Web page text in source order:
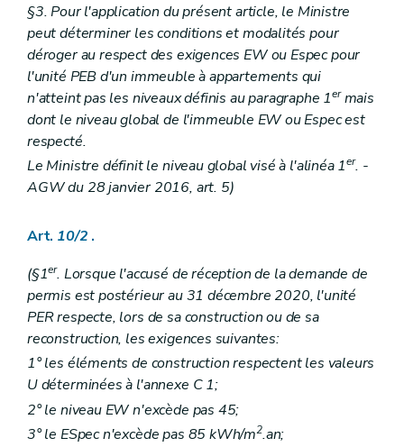
§3. Pour l'application du présent article, le Ministre
peut déterminer les conditions et modalités pour
déroger au respect des exigences EW ou Espec pour
l'unité PEB d'un immeuble à appartements qui
n'atteint pas les niveaux définis au paragraphe 1ermais
dont le niveau global de l'immeuble EW ou Espec est
respecté.
Le Ministre définit le niveau global visé à l'alinéa 1er. -
AGW du 28 janvier 2016, art. 5)
Art. 10/2 .
(§1er. Lorsque l'accusé de réception de la demande de
permis est postérieur au 31 décembre 2020, l'unité
PER respecte, lors de sa construction ou de sa
reconstruction, les exigences suivantes:
1° les éléments de construction respectent les valeurs
U déterminées à l'annexe C 1;
2° le niveau EW n'excède pas 45;
3° le ESpec n'excède pas 85 kWh/m2.an;